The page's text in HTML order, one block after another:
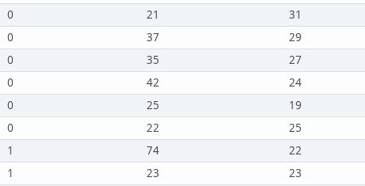
0 21 31
0 37 29
0 35 27
0 42 24
0 25 19
0 22 25
1 74 22
1 23 23